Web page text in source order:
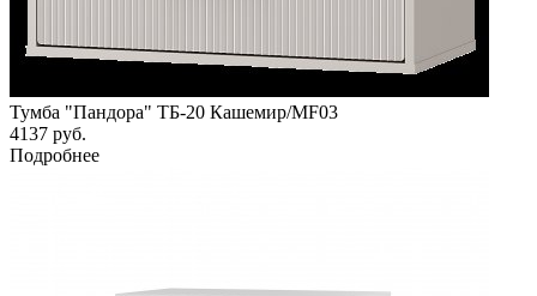
Тумба "Пандора" ТБ-20 Кашемир/MF03
4137 руб.
Подробнее